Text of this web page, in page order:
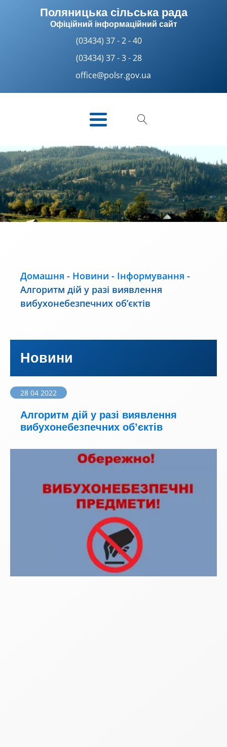
Поляницька сільська рада
Офіційний інформаційний сайт
(03434) 37 - 2 - 40
(03434) 37 - 3 - 28
office@polsr.gov.ua
Домашня - Новини - Інформування -
Алгоритм дій у разі виявлення
вибухонебезпечних об’єктів
Новини
28 04 2022
Алгоритм дій у разі виявлення
вибухонебезпечних об’єктів